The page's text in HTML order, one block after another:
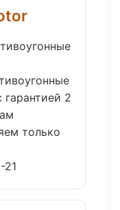
2
только